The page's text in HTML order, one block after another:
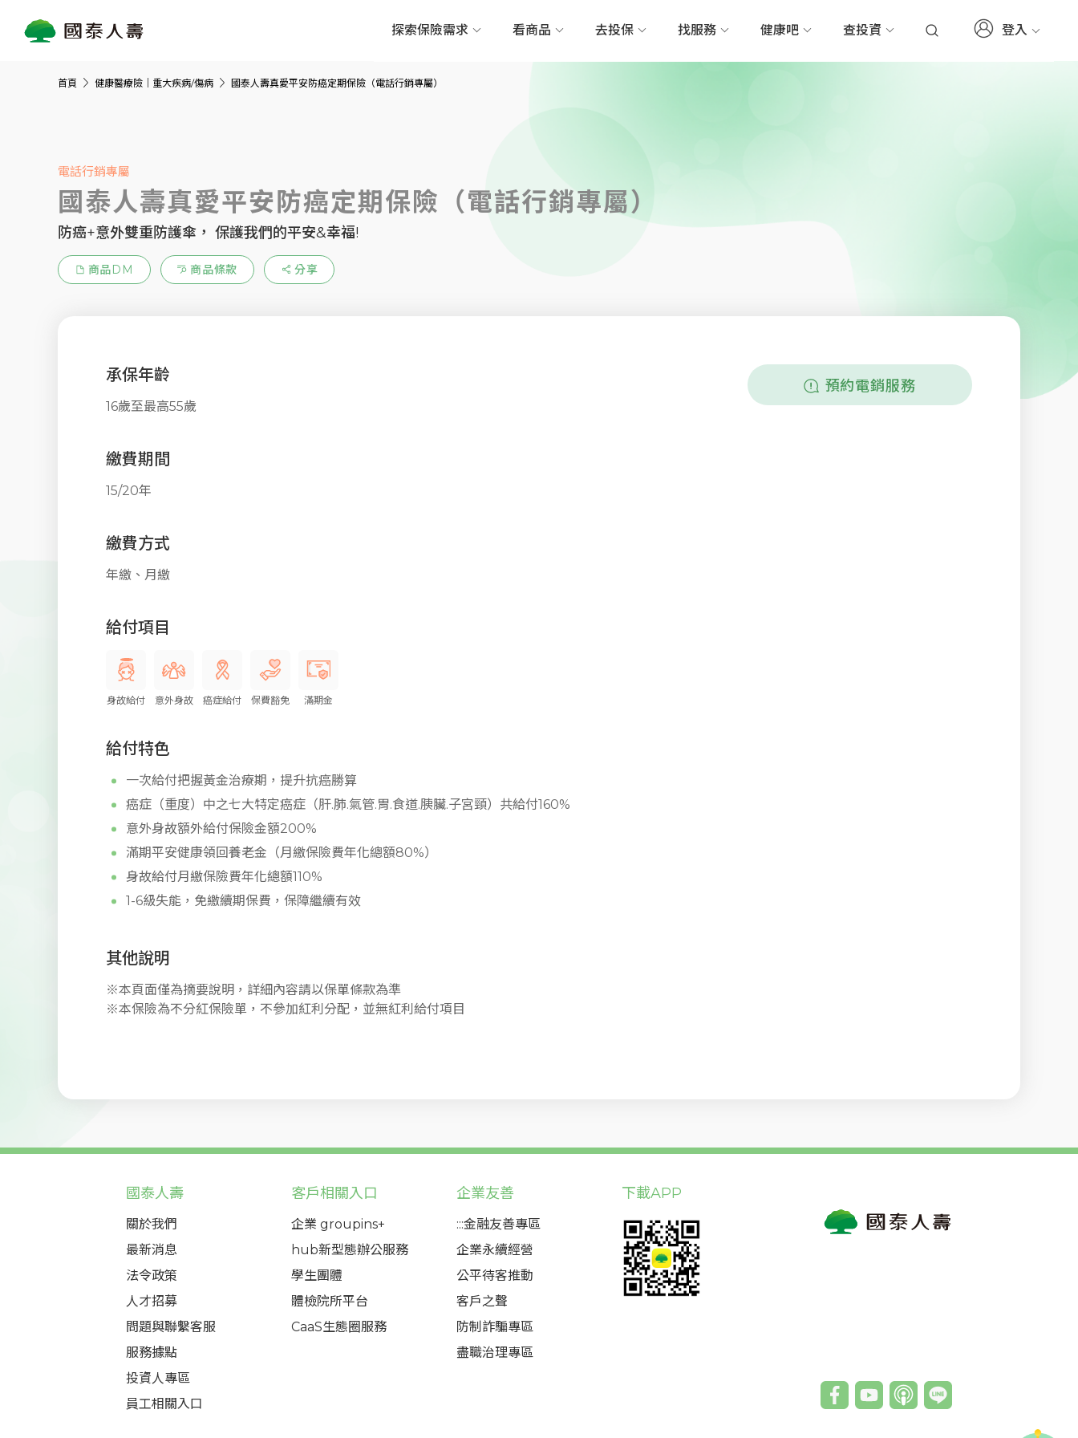
探索保險需求 看商品 去投保 找服務 健康吧 查投資 登入
首頁 健康醫療險｜重大疾病/傷病 國泰人壽真愛平安防癌定期保險（電話行銷專屬）
電話行銷專屬
國泰人壽真愛平安防癌定期保險（電話行銷專屬）
防癌+意外雙重防護傘， 保護我們的平安&幸福!
商品DM 商品條款 分享
承保年齡
16歲至最高55歲
繳費期間
15/20年
繳費方式
年繳、月繳
給付項目
身故給付 意外身故 癌症給付 保費豁免 滿期金
給付特色
一次給付把握黃金治療期，提升抗癌勝算
癌症（重度）中之七大特定癌症（肝.肺.氣管.胃.食道.胰臟.子宮頸）共給付160%
意外身故額外給付保險金額200%
滿期平安健康領回養老金（月繳保險費年化總額80%）
身故給付月繳保險費年化總額110%
1-6級失能，免繳續期保費，保障繼續有效
其他說明
※本頁面僅為摘要說明，詳細內容請以保單條款為準
※本保險為不分紅保險單，不參加紅利分配，並無紅利給付項目
預約電銷服務
國泰人壽
關於我們
最新消息
法令政策
人才招募
問題與聯繫客服
服務據點
投資人專區
員工相關入口
客戶相關入口
企業 groupins+
hub新型態辦公服務
學生團體
體檢院所平台
CaaS生態圈服務
企業友善
:::金融友善專區
企業永續經營
公平待客推動
客戶之聲
防制詐騙專區
盡職治理專區
下載APP